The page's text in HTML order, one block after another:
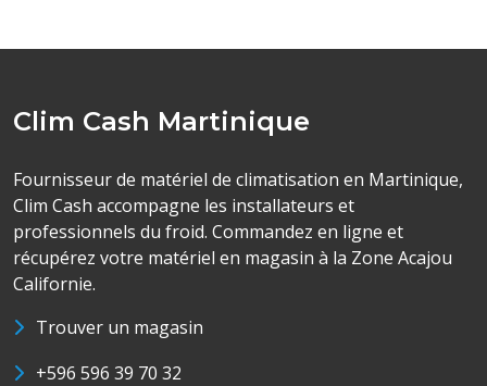
Clim Cash Martinique
Fournisseur de matériel de climatisation en Martinique,
Clim Cash accompagne les installateurs et
professionnels du froid. Commandez en ligne et
récupérez votre matériel en magasin à la Zone Acajou
Californie.
Trouver un magasin
+596 596 39 70 32